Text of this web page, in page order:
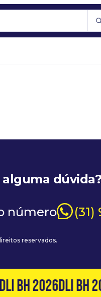
dúvida?
número (31)
reservados.
BH 2026DLI BH